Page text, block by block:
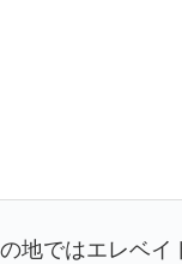
地ではエレベ